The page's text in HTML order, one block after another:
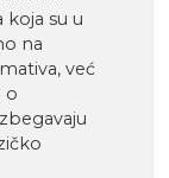
koja su u
na
već
o